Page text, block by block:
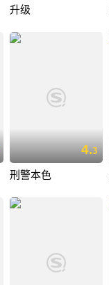
升级
4.3
刑警本色